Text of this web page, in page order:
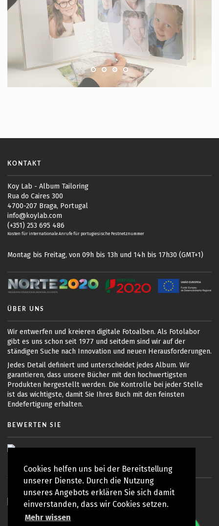
Cookies helfen uns bei der Bereitstellung
unserer Dienste. Durch die Nutzung
unseres Angebots erklären Sie sich damit
einverstanden, dass wir Cookies setzen.
Mehr wissen
KONTAKT
Koy Lab - Album Tailoring
Rua do Caires 300
4700-207 Braga, Portugal
info@koylab.com
(+351) 253 695 486
Kosten für internationale Anrufe für portugiesische Festnetznummer
Montag bis Freitag, von 09h bis 13h und 14h bis 17h30 (GMT+1)
ÜBER UNS
Wir entwerfen und kreieren digitale Fotoalben. Als Fotolabor
gibt es uns schon seit 1977 und seitdem sind wir auf der
ständigen Suche nach Innovation und neuen Herausforderungen.
Jedes Detail definiert und unterscheidet jedes Album. Wir
garantieren, dass unsere Bücher mit den hochwertigsten
Produkten hergestellt werden. Die Kontrolle bei jeder Stelle
ist das wichtigste, damit Sie Ihres Buch mit den feinsten
Endefertigung erhalten.
BEWERTEN SIE
© Copyright 2010 - 2026 Koy Lab | Alle Rechte vorbehalten